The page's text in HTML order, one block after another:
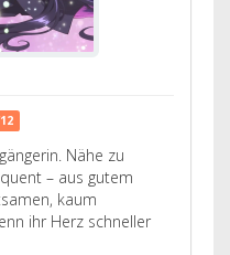
Nähe zu
– aus gutem
kaum
ihr Herz schneller